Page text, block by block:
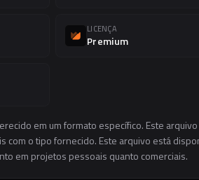
LICENÇA
Premium
em um formato específico. Este
com o tipo fornecido. Este arquivo está
em projetos pessoais quanto comerciais.